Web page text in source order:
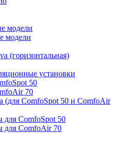
модели
модели
(горизонтальная)
установки
50
70
(для ComfoSpot 50 и ComfoAir
для ComfoSpot 50
для ComfoAir 70